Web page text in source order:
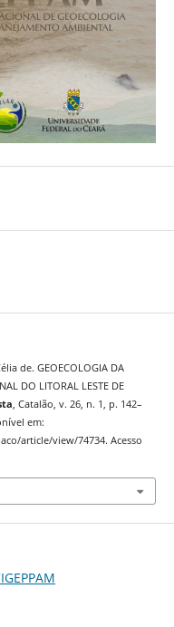
de. GEOECOLOGIA DA
DO LITORAL LESTE DE
, Catalão, v. 26, n. 1, p. 142–
em:
article/view/74734. Acesso